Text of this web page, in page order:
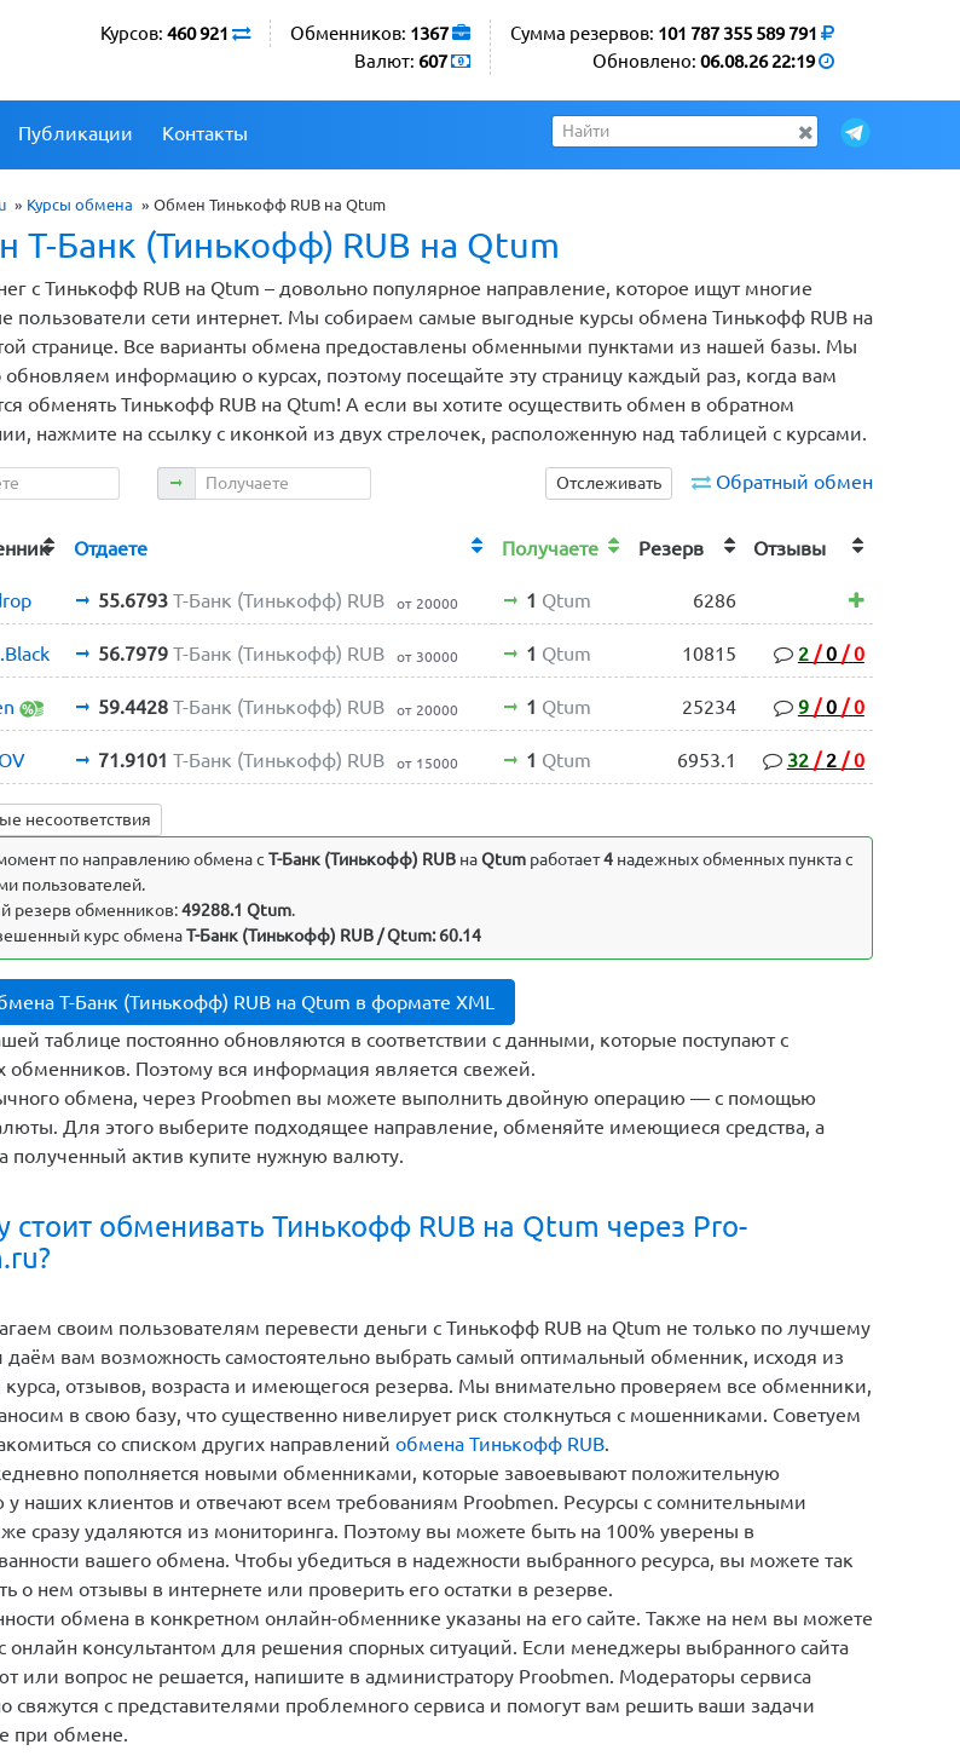
Сумма резервов: 101 787 355 589 791
Обновлено: 06.08.26 22:19
Обменников: 1367
Валют: 607
Курсов: 460 921
Публикации Контакты
» Курсы обмена » Обмен Тинькофф RUB на Qtum
Т-Банк (Тинькофф) RUB на Qtum
с Тинькофф RUB на Qtum – довольно популярное направление, которое ищут многие
пользователи сети интернет. Мы собираем самые выгодные курсы обмена Тинькофф RUB на
странице. Все варианты обмена предоставлены обменными пунктами из нашей базы. Мы
обновляем информацию о курсах, поэтому посещайте эту страницу каждый раз, когда вам
обменять Тинькофф RUB на Qtum! А если вы хотите осуществить обмен в обратном
нажмите на ссылку с иконкой из двух стрелочек, расположенную над таблицей с курсами.
Обратный обмен
Отслеживать
Получаете
Отдаете Получаете Резерв Отзывы
55.6793 Т-Банк (Тинькофф) RUB от 20000 1 Qtum 6286
56.7979 Т-Банк (Тинькофф) RUB от 30000 1 Qtum 10815 2 / 0 / 0
59.4428 Т-Банк (Тинькофф) RUB от 20000 1 Qtum 25234 9 / 0 / 0
71.9101 Т-Банк (Тинькофф) RUB от 15000 1 Qtum 6953.1 32 / 2 / 0
несоответствия
по направлению обмена c Т-Банк (Тинькофф) RUB наQtum работает4 надежных обменных пункта с
пользователей.
резерв обменников:49288.1 Qtum.
курс обменаТ-Банк (Тинькофф) RUB / Qtum: 60.14
Т-Банк (Тинькофф) RUB на Qtum в формате XML
таблице постоянно обновляются в соответствии с данными, которые поступают с
обменников. Поэтому вся информация является свежей.
обмена, через Proobmen вы можете выполнить двойную операцию — с помощью
Для этого выберите подходящее направление, обменяйте имеющиеся средства, а
полученный актив купите нужную валюту.
стоит обменивать Тинькофф RUB на Qtum через Pro-
своим пользователям перевести деньги c Тинькофф RUB на Qtum не только по лучшему
даём вам возможность самостоятельно выбрать самый оптимальный обменник, исходя из
курса, отзывов, возраста и имеющегося резерва. Мы внимательно проверяем все обменники,
в свою базу, что существенно нивелирует риск столкнуться с мошенниками. Советуем
со списком других направлений обмена Тинькофф RUB.
пополняется новыми обменниками, которые завоевывают положительную
у наших клиентов и отвечают всем требованиям Proobmen. Ресурсы с сомнительными
сразу удаляются из мониторинга. Поэтому вы можете быть на 100% уверены в
вашего обмена. Чтобы убедиться в надежности выбранного ресурса, вы можете так
о нем отзывы в интернете или проверить его остатки в резерве.
обмена в конкретном онлайн-обменнике указаны на его сайте. Также на нем вы можете
с онлайн консультантом для решения спорных ситуаций. Если менеджеры выбранного сайта
или вопрос не решается, напишите в администратору Proobmen. Модераторы сервиса
свяжутся с представителями проблемного сервиса и помогут вам решить ваши задачи
при обмене.